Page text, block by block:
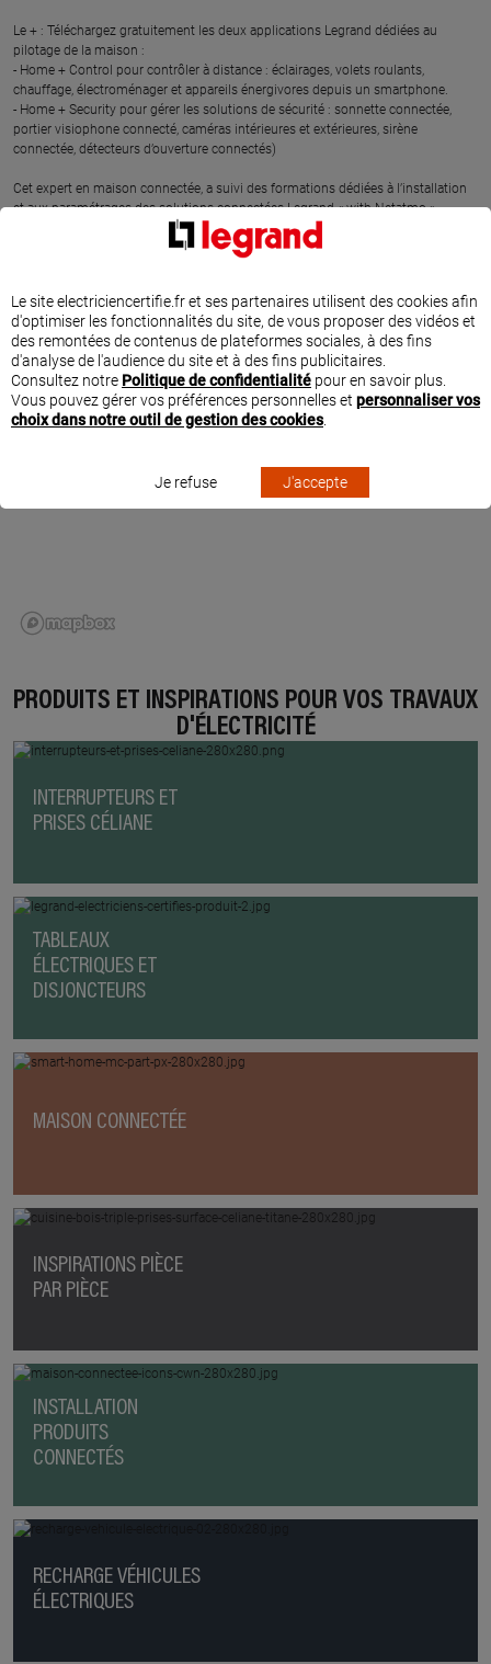
Le + : Téléchargez gratuitement les deux applications Legrand dédiées au
pilotage de la maison :
- Home + Control pour contrôler à distance : éclairages, volets roulants,
chauffage, électroménager et appareils énergivores depuis un smartphone.
- Home + Security pour gérer les solutions de sécurité : sonnette connectée,
portier visiophone connecté, caméras intérieures et extérieures, sirène
connectée, détecteurs d’ouverture connectés)
Cet expert en maison connectée, a suivi des formations dédiées à l’installation
et aux paramétrages des solutions connectées Legrand « with Netatmo ».
SITUER AED ELECTRIC À LEYME
PRODUITS ET INSPIRATIONS POUR VOS TRAVAUX
D'ÉLECTRICITÉ
INTERRUPTEURS ET
PRISES CÉLIANE
TABLEAUX
ÉLECTRIQUES ET
DISJONCTEURS
MAISON CONNECTÉE
INSPIRATIONS PIÈCE
PAR PIÈCE
INSTALLATION
PRODUITS
CONNECTÉS
RECHARGE VÉHICULES
ÉLECTRIQUES
Le site electriciencertifie.fr et ses partenaires utilisent des cookies afin
d'optimiser les fonctionnalités du site, de vous proposer des vidéos et
des remontées de contenus de plateformes sociales, à des fins
d'analyse de l'audience du site et à des fins publicitaires.
Consultez notre Politique de confidentialité pour en savoir plus.
Vous pouvez gérer vos préférences personnelles et personnaliser vos
choix dans notre outil de gestion des cookies.
Je refuse J'accepte